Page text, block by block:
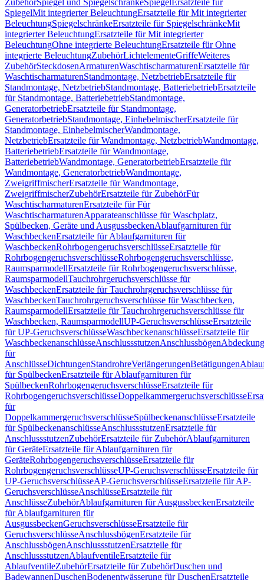
ZubehörSpiegel und SpiegelschränkeSpiegel Ersatzteile für
SpiegelMit integrierter BeleuchtungErsatzteile für Mit integrierter
BeleuchtungSpiegelschränkeErsatzteile für SpiegelschränkeMit
integrierter BeleuchtungErsatzteile für Mit integrierter
BeleuchtungOhne integrierte BeleuchtungErsatzteile für Ohne
integrierte BeleuchtungZubehörLichtelementeGriffeWeiteres
ZubehörSteckdosenArmaturenWaschtischarmaturenErsatzteile für
WaschtischarmaturenStandmontage, NetzbetriebErsatzteile für
Standmontage, NetzbetriebStandmontage, BatteriebetriebErsatzteile
für Standmontage, BatteriebetriebStandmontage,
GeneratorbetriebErsatzteile für Standmontage,
GeneratorbetriebStandmontage, EinhebelmischerErsatzteile für
Standmontage, EinhebelmischerWandmontage,
NetzbetriebErsatzteile für Wandmontage, NetzbetriebWandmontage,
BatteriebetriebErsatzteile für Wandmontage,
BatteriebetriebWandmontage, GeneratorbetriebErsatzteile für
Wandmontage, GeneratorbetriebWandmontage,
ZweigriffmischerErsatzteile für Wandmontage,
ZweigriffmischerZubehörErsatzteile für ZubehörFür
WaschtischarmaturenErsatzteile für Für
WaschtischarmaturenApparateanschlüsse für Waschplatz,
Spülbecken, Geräte und AusgussbeckenAblaufgarnituren für
WaschbeckenErsatzteile für Ablaufgarnituren für
WaschbeckenRohrbogengeruchsverschlüsseErsatzteile für
RohrbogengeruchsverschlüsseRohrbogengeruchsverschlüsse,
RaumsparmodellErsatzteile für Rohrbogengeruchsverschlüsse,
RaumsparmodellTauchrohrgeruchsverschlüsse für
WaschbeckenErsatzteile für Tauchrohrgeruchsverschlüsse für
WaschbeckenTauchrohrgeruchsverschlüsse für Waschbecken,
RaumsparmodellErsatzteile für Tauchrohrgeruchsverschlüsse für
Waschbecken, RaumsparmodellUP-GeruchsverschlüsseErsatzteile
für UP-GeruchsverschlüsseWaschbeckenanschlüsseErsatzteile für
WaschbeckenanschlüsseAnschlussstutzenAnschlussbögen
für
AnschlüsseDichtungenStandrohreVerlängerungenBetätigungen
für SpülbeckenErsatzteile für Ablaufgarnituren für
SpülbeckenRohrbogengeruchsverschlüsseErsatzteile für
RohrbogengeruchsverschlüsseDoppelkammergeruchsverschlüsse
für
DoppelkammergeruchsverschlüsseSpülbeckenanschlüsseErsatzteile
für SpülbeckenanschlüsseAnschlussstutzenErsatzteile für
AnschlussstutzenZubehörErsatzteile für ZubehörAblaufgarnituren
für GeräteErsatzteile für Ablaufgarnituren für
GeräteRohrbogengeruchsverschlüsseErsatzteile für
RohrbogengeruchsverschlüsseUP-GeruchsverschlüsseErsatzteile für
UP-GeruchsverschlüsseAP-GeruchsverschlüsseErsatzteile für AP-
GeruchsverschlüsseAnschlüsseErsatzteile für
AnschlüsseZubehörAblaufgarnituren für AusgussbeckenErsatzteile
für Ablaufgarnituren für
AusgussbeckenGeruchsverschlüsseErsatzteile für
GeruchsverschlüsseAnschlussbögenErsatzteile für
AnschlussbögenAnschlussstutzenErsatzteile für
AnschlussstutzenAblaufventileErsatzteile für
AblaufventileZubehörErsatzteile für ZubehörDuschen und
BadewannenDuschenBodenentwässerung für DuschenErsatzteile